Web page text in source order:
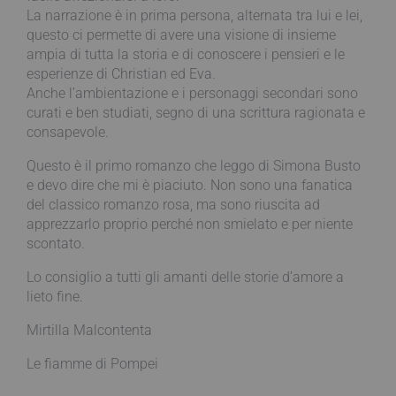
La narrazione è in prima persona, alternata tra lui e lei,
questo ci permette di avere una visione di insieme
ampia di tutta la storia e di conoscere i pensieri e le
esperienze di Christian ed Eva.
Anche l’ambientazione e i personaggi secondari sono
curati e ben studiati, segno di una scrittura ragionata e
consapevole.
Questo è il primo romanzo che leggo di Simona Busto
e devo dire che mi è piaciuto. Non sono una fanatica
del classico romanzo rosa, ma sono riuscita ad
apprezzarlo proprio perché non smielato e per niente
scontato.
Lo consiglio a tutti gli amanti delle storie d’amore a
lieto fine.
Mirtilla Malcontenta
Le fiamme di Pompei